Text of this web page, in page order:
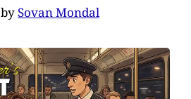
bySovan Mondal